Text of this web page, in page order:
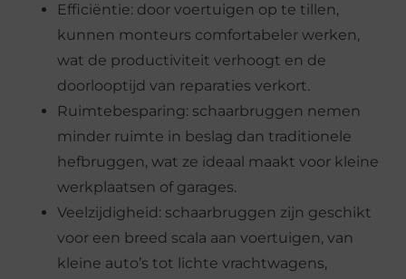
Efficiëntie: door voertuigen op te tillen,
kunnen monteurs comfortabeler werken,
wat de productiviteit verhoogt en de
doorlooptijd van reparaties verkort.
Ruimtebesparing: schaarbruggen nemen
minder ruimte in beslag dan traditionele
hefbruggen, wat ze ideaal maakt voor kleine
werkplaatsen of garages.
Veelzijdigheid: schaarbruggen zijn geschikt
voor een breed scala aan voertuigen, van
kleine auto’s tot lichte vrachtwagens,